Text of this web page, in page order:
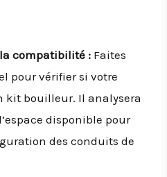
compatibilité : Faites
pour vérifier si votre
kit bouilleur. Il analysera
disponible pour
des conduits de